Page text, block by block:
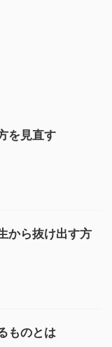
を見直す
から抜け出す方
ものとは